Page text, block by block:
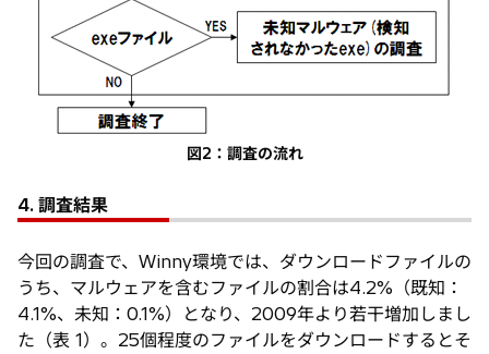
図2：調査の流れ
4. 調査結果
今回の調査で、Winny環境では、ダウンロードファイルの
うち、マルウェアを含むファイルの割合は4.2%（既知：
4.1%、未知：0.1%）となり、2009年より若干増加しまし
た（表 1）。25個程度のファイルをダウンロードするとそ